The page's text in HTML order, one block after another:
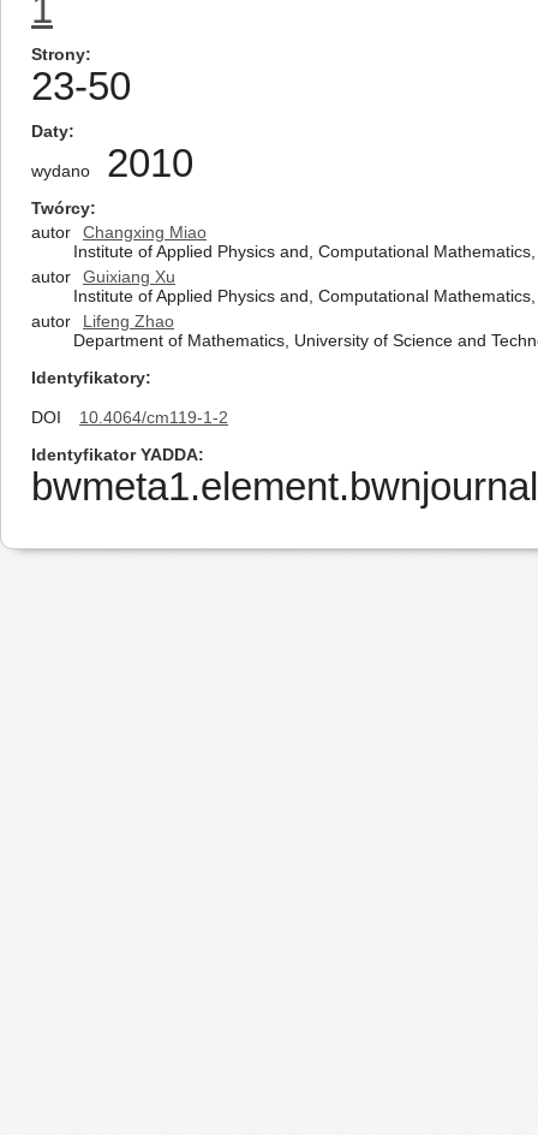
1
Strony
23-50
Daty
wydano 2010
Twórcy
autor
Changxing Miao
Institute of Applied Physics and, Computational
autor
Guixiang Xu
Institute of Applied Physics and, Computational
autor
Lifeng Zhao
Department of Mathematics, University of Science and
Identyfikatory
DOI
10.4064/cm119-1-2
Identyfikator YADDA